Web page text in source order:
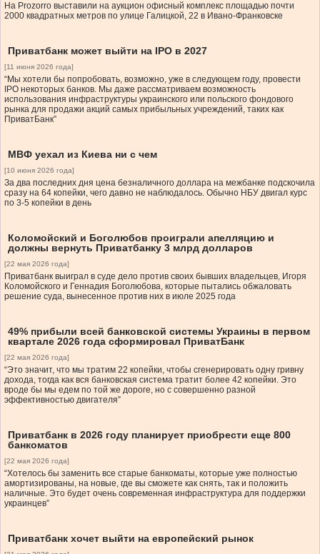
На Prozorro выставили на аукцион офисный комплекс площадью почти
2000 квадратных метров по улице Галицкой, 22 в Ивано-Франковске
Приватбанк может выйти на IPO в 2027
[11 июня 2026 года]
“Мы хотели бы попробовать, возможно, уже в следующем году, провести
IPO некоторых банков. Мы даже рассматриваем возможность
использования инфраструктуры украинского или польского фондового
рынка для продажи акций самых прибыльных учреждений, таких как
ПриватБанк”
МВФ уехал из Киева ни с чем
[10 июня 2026 года]
За два последних дня цена безналичного доллара на межбанке подскочила
сразу на 64 копейки, чего давно не наблюдалось. Обычно НБУ двигал курс
по 3-5 копейки в день
Коломойский и Боголюбов проиграли апелляцию и
должны вернуть Приватбанку 3 млрд долларов
[22 мая 2026 года]
Приватбанк выиграл в суде дело против своих бывших владельцев, Игоря
Коломойского и Геннадия Боголюбова, которые пытались обжаловать
решение суда, вынесенное против них в июле 2025 года
49% прибыли всей банковской системы Украины в первом
квартале 2026 года сформировал ПриватБанк
[22 мая 2026 года]
“Это значит, что мы тратим 22 копейки, чтобы сгенерировать одну гривну
дохода, тогда как вся банковская система тратит более 42 копейки. Это
вроде бы мы едем по той же дороге, но с совершенно разной
эффективностью двигателя”
Приватбанк в 2026 году планирует приобрести еще 800
банкоматов
[22 мая 2026 года]
“Хотелось бы заменить все старые банкоматы, которые уже полностью
амортизированы, на новые, где вы сможете как снять, так и положить
наличные. Это будет очень современная инфраструктура для поддержки
украинцев”
Приватбанк хочет выйти на европейский рынок